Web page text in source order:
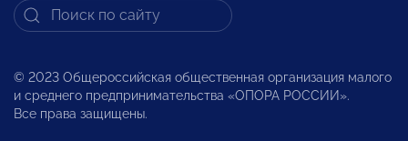
© 2023 Общероссийская общественная организация малого
и среднего предпринимательства «ОПОРА РОССИИ».
Все права защищены.